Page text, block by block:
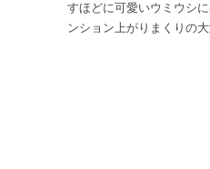
すほどに可愛いウミウシ
ンション上がりまくりの